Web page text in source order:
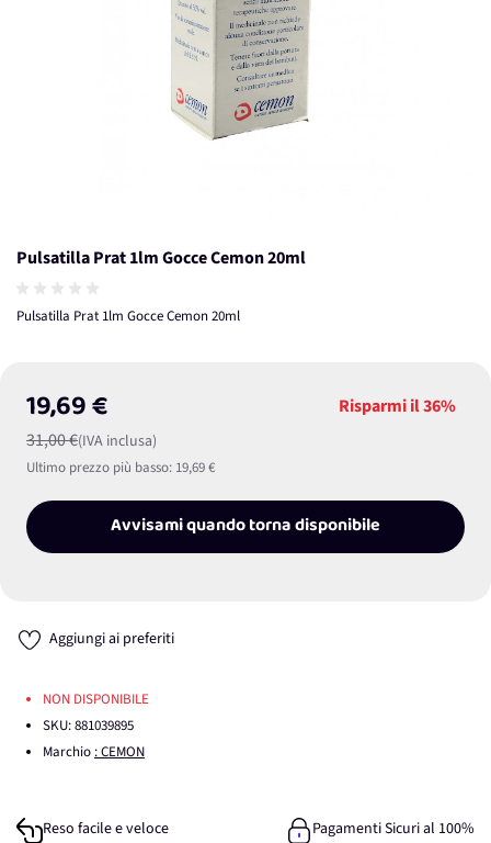
Pulsatilla Prat 1lm Gocce Cemon 20ml
Pulsatilla Prat 1lm Gocce Cemon 20ml
19,69 €
31,00 €(IVA inclusa)
Risparmi il36%
Ultimo prezzo più basso: 19,69 €
Avvisami quando torna disponibile
Aggiungi ai preferiti
NON DISPONIBILE
SKU:881039895
Marchio : CEMON
Reso facile e veloce
Pagamenti Sicuri al 100%